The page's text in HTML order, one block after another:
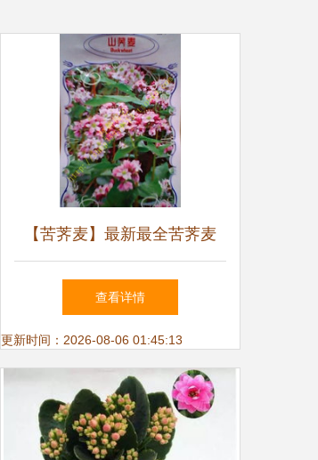
【苦荠麦】最新最全苦荠麦
产品参考信息
查看详情
更新时间：2026-08-06 01:45:13